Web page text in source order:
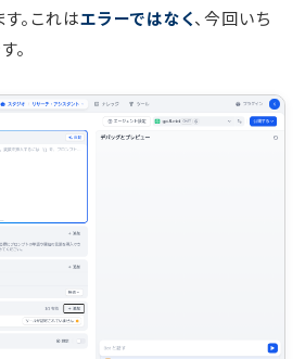
。これはエラーではなく、今回いち
。